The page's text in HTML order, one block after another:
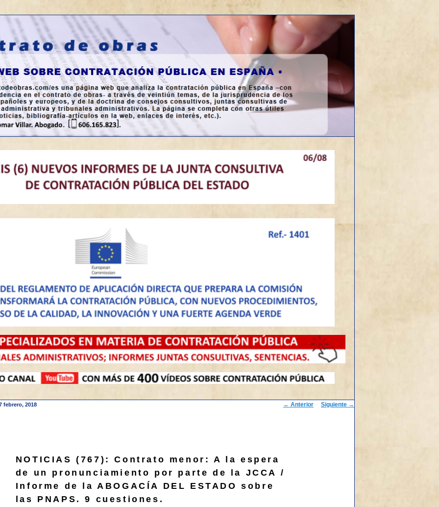
España.
Navegación
← Anterior Siguiente →
NOTICIAS (767): Contrato menor: A la espera
de un pronunciamiento por parte de la JCCA /
Informe de la ABOGACÍA DEL ESTADO sobre
las PNAPS. 9 cuestiones.
febrero, 2018